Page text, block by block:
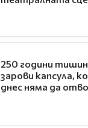
250 години
зарови капсула,
днес няма да